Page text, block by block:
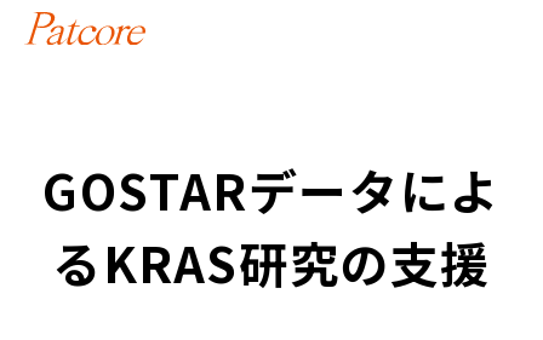
GOSTARデータによ
るKRAS研究の支援